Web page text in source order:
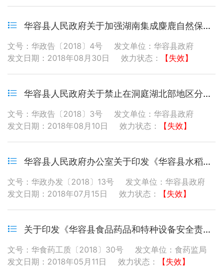
华容县人民政府关于加强湖南集成麋鹿自然保护区管理的通告
文号：华政告〔2018〕4号
发文单位：华容县政府
发文日期：2018年08月30日
效力状态： 【失效】
华容县人民政府关于禁止在洞庭湖北部地区分片补水应急实施工程岳阳市长江补水工程建设范围内新增建设项目和迁入人口的通告
文号：华政告〔2018〕3号
发文单位：华容县政府
发文日期：2018年08月10日
效力状态： 【失效】
华容县人民政府办公室关于印发《华容县水稻生产功能区和油菜籽、棉花生产保护区划定实施方案》的通知
文号：华政办发〔2018〕13号
发文单位：华容县政府
发文日期：2018年07月15日
效力状态： 【失效】
关于印发《华容县食品药品和特种设备安全责任约谈办法》的通知
文号：华食药工质〔2018〕30号
发文单位：食药监局
发文日期：2018年05月11日
效力状态： 【失效】